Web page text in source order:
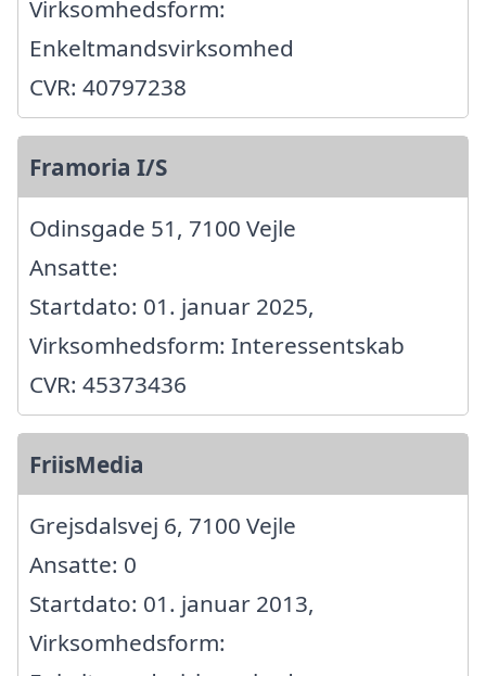
Virksomhedsform:
Enkeltmandsvirksomhed
CVR: 40797238
Framoria I/S
Odinsgade 51, 7100 Vejle
Ansatte:
Startdato: 01. januar 2025,
Virksomhedsform: Interessentskab
CVR: 45373436
FriisMedia
Grejsdalsvej 6, 7100 Vejle
Ansatte: 0
Startdato: 01. januar 2013,
Virksomhedsform: